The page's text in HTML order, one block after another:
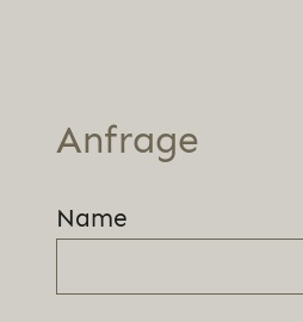
Anfrage
Name